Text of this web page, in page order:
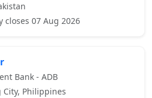
07 Aug 2026
Bank - ADB
Philippines